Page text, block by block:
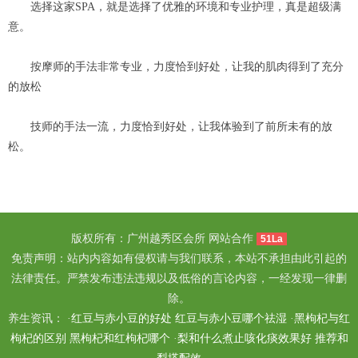
选择这家SPA，就是选择了优雅的环境和专业护理，真是超级满
意。
按摩师的手法非常专业，力度恰到好处，让我的肌肉得到了充分
的放松
技师的手法一流，力度恰到好处，让我体验到了前所未有的放
松。
版权所有：广州越秀区会所 网站合作 51La
免责声明：站内内容如有侵权请与我们联系，本站不承担由此引起的
法律责任。严禁发布违法违规以及低俗的言论内容，一经发现一律删
除。
养生资讯： ·红豆与赤小豆的好处 红豆与赤小豆哪个祛湿 ·黑枸杞与红
枸杞的区别 黑枸杞和红枸杞哪个 ·梨和什么煮止咳化痰效果好 推荐和